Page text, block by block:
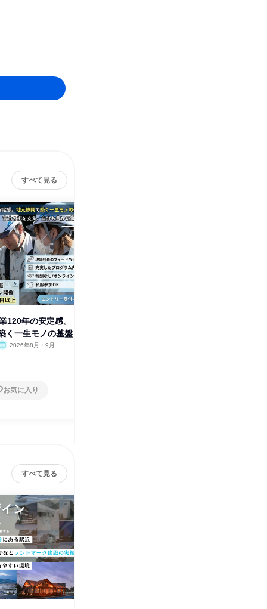
すべて見る
120年の安定感。
く一生モノの基盤
2026年8月・9月
お気に入り
すべて見る